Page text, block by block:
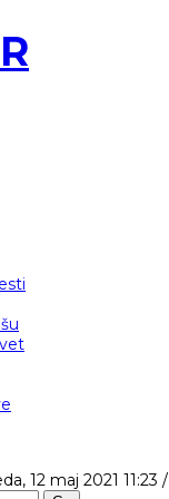
12 maj 2021 11:23 /